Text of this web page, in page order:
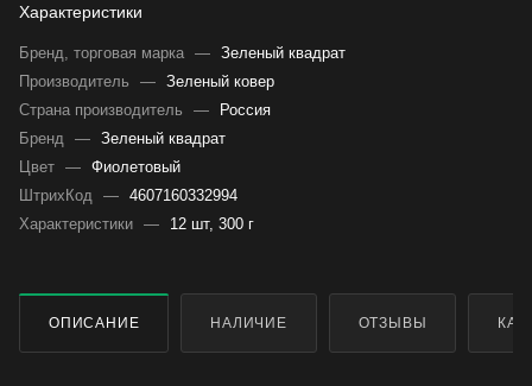
Характеристики
Бренд, торговая марка — Зеленый квадрат
Производитель
— Зеленый ковер
Страна производитель
—
Россия
Бренд — Зеленый квадрат
Цвет — Фиолетовый
ШтрихКод — 4607160332994
Характеристики — 12 шт, 300 г
ОПИСАНИЕ НАЛИЧИЕ ОТЗЫВЫ